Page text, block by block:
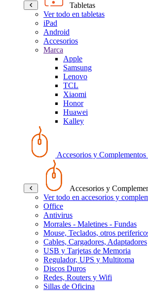
Tabletas
Ver todo en tabletas
iPad
Android
Accesorios
Marca
Apple
Samsung
Lenovo
TCL
Xiaomi
Honor
Huawei
Kalley
Accesorios y Complementos
Accesorios y
Ver todo en accesorios y
Office
Antivirus
Morrales - Maletines - Fundas
Mouse, Teclados, otros
Cables, Cargadores, Adaptadores
USB y Tarjetas de Memoria
Regulador, UPS y Multitoma
Discos Duros
Redes, Routers y Wifi
Sillas de Oficina